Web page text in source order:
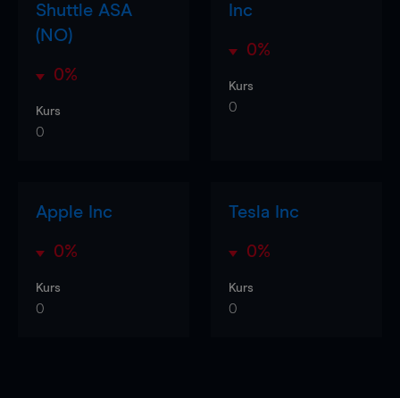
Shuttle ASA
(NO)
0%
Kurs
0
Inc
0%
Kurs
0
Apple Inc
0%
Kurs
0
Tesla Inc
0%
Kurs
0